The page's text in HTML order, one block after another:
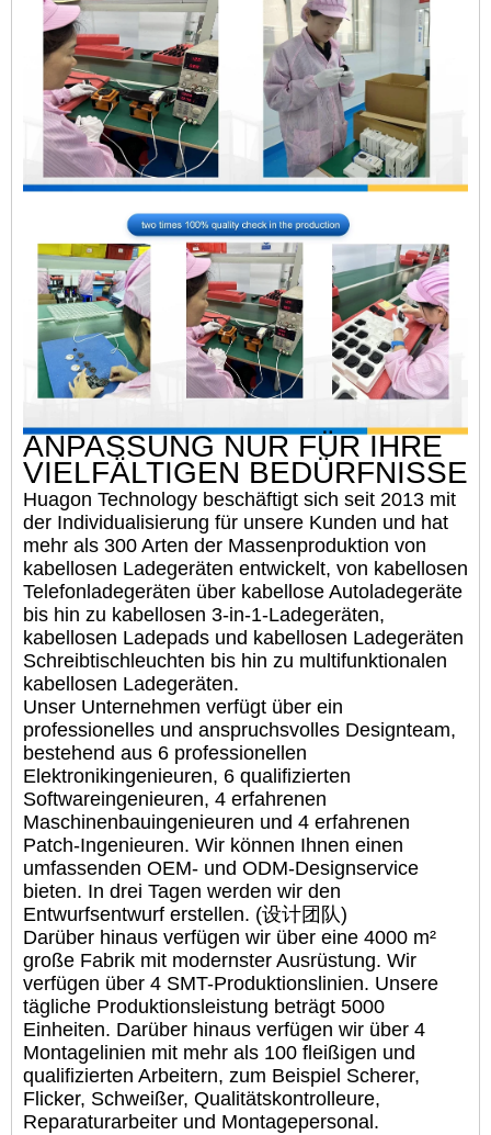
ANPASSUNG NUR FÜR IHRE
VIELFÄLTIGEN BEDÜRFNISSE
Huagon Technology beschäftigt sich seit 2013 mit
der Individualisierung für unsere Kunden und hat
mehr als 300 Arten der Massenproduktion von
kabellosen Ladegeräten entwickelt, von kabellosen
Telefonladegeräten über kabellose Autoladegeräte
bis hin zu kabellosen 3-in-1-Ladegeräten,
kabellosen Ladepads und kabellosen Ladegeräten
Schreibtischleuchten bis hin zu multifunktionalen
kabellosen Ladegeräten.
Unser Unternehmen verfügt über ein
professionelles und anspruchsvolles Designteam,
bestehend aus 6 professionellen
Elektronikingenieuren, 6 qualifizierten
Softwareingenieuren, 4 erfahrenen
Maschinenbauingenieuren und 4 erfahrenen
Patch-Ingenieuren. Wir können Ihnen einen
umfassenden OEM- und ODM-Designservice
bieten. In drei Tagen werden wir den
Entwurfsentwurf erstellen. (设计团队)
Darüber hinaus verfügen wir über eine 4000 m²
große Fabrik mit modernster Ausrüstung. Wir
verfügen über 4 SMT-Produktionslinien. Unsere
tägliche Produktionsleistung beträgt 5000
Einheiten. Darüber hinaus verfügen wir über 4
Montagelinien mit mehr als 100 fleißigen und
qualifizierten Arbeitern, zum Beispiel Scherer,
Flicker, Schweißer, Qualitätskontrolleure,
Reparaturarbeiter und Montagepersonal.